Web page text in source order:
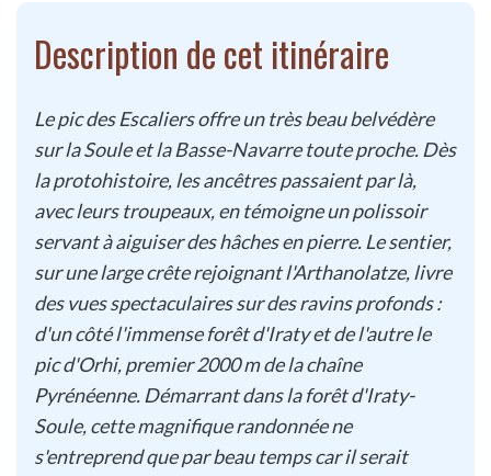
Description de cet itinéraire
Le pic des Escaliers offre un très beau belvédère
sur la Soule et la Basse-Navarre toute proche. Dès
la protohistoire, les ancêtres passaient par là,
avec leurs troupeaux, en témoigne un polissoir
servant à aiguiser des hâches en pierre. Le sentier,
sur une large crête rejoignant l'Arthanolatze, livre
des vues spectaculaires sur des ravins profonds :
d'un côté l'immense forêt d'Iraty et de l'autre le
pic d'Orhi, premier 2000 m de la chaîne
Pyrénéenne. Démarrant dans la forêt d'Iraty-
Soule, cette magnifique randonnée ne
s'entreprend que par beau temps car il serait